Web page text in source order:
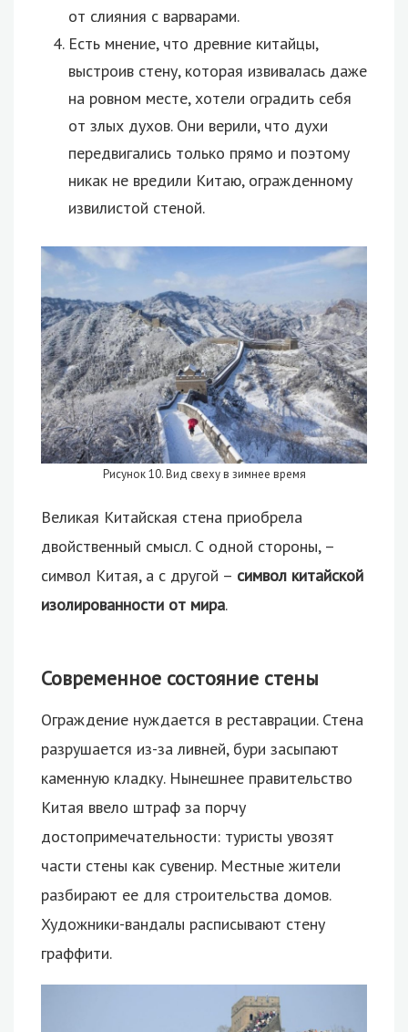
от слияния с варварами.
Есть мнение, что древние китайцы,
выстроив стену, которая извивалась даже
на ровном месте, хотели оградить себя
от злых духов. Они верили, что духи
передвигались только прямо и поэтому
никак не вредили Китаю, огражденному
извилистой стеной.
Рисунок 10. Вид свеху в зимнее время
Великая Китайская стена приобрела
двойственный смысл. С одной стороны, –
символ Китая, а с другой – символ китайской
изолированности от мира.
Современное состояние стены
Ограждение нуждается в реставрации. Стена
разрушается из-за ливней, бури засыпают
каменную кладку. Нынешнее правительство
Китая ввело штраф за порчу
достопримечательности: туристы увозят
части стены как сувенир. Местные жители
разбирают ее для строительства домов.
Художники-вандалы расписывают стену
граффити.